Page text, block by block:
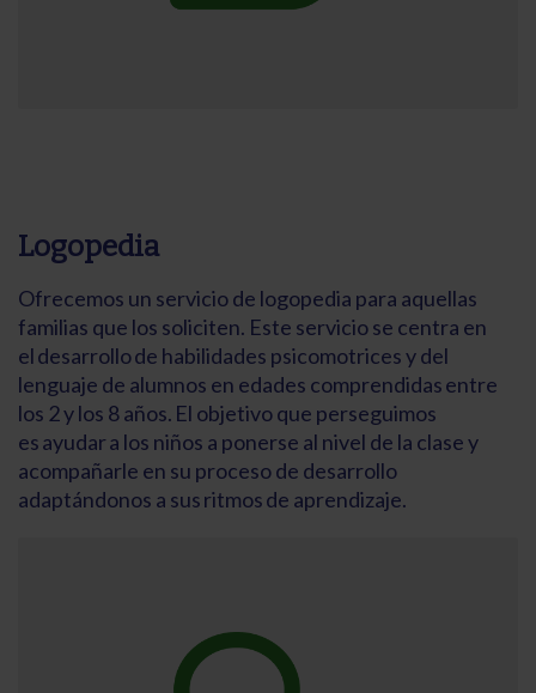
Logopedia
Ofrecemos un servicio de logopedia para aquellas
familias que los soliciten. Este servicio se centra en
el desarrollo de habilidades psicomotrices y del
lenguaje de alumnos en edades comprendidas entre
los 2 y los 8 años. El objetivo que perseguimos
es ayudar a los niños a ponerse al nivel de la clase y
acompañarle en su proceso de desarrollo
adaptándonos a sus ritmos de aprendizaje.